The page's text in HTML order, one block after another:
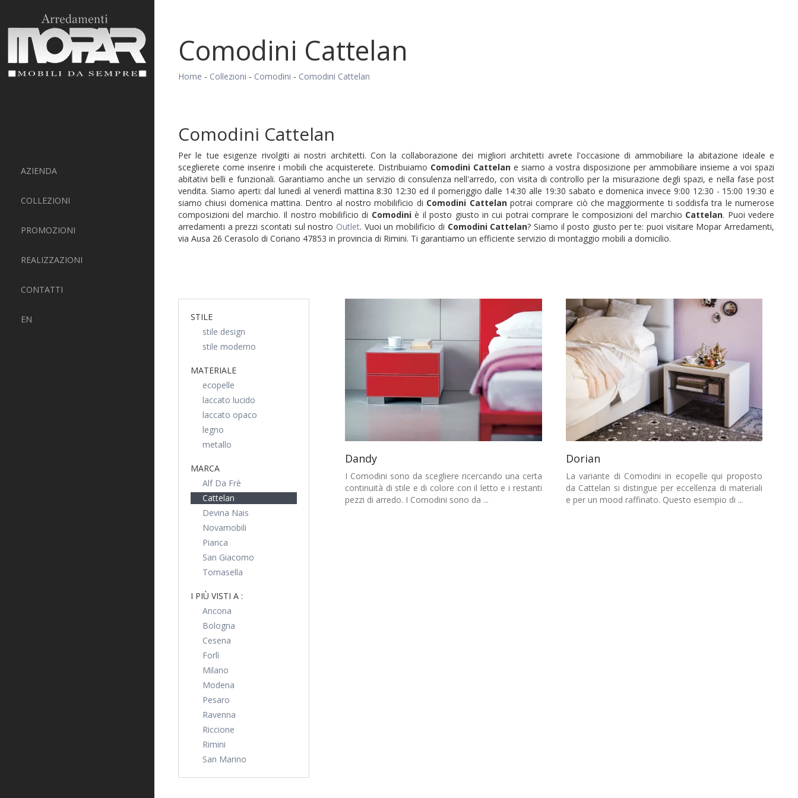
AZIENDA
COLLEZIONI
PROMOZIONI
REALIZZAZIONI
CONTATTI
EN
Comodini Cattelan
Home - Collezioni - Comodini - Comodini Cattelan
Comodini Cattelan
Per le tue esigenze rivolgiti ai nostri architetti. Con la collaborazione dei migliori architetti avrete l'occasione di ammobiliare la abitazione ideale e
sceglierete come inserire i mobili che acquisterete. Distribuiamo Comodini Cattelan e siamo a vostra disposizione per ammobiliare insieme a voi spazi
abitativi belli e funzionali. Garantiamo anche un servizio di consulenza nell'arredo, con visita di controllo per la misurazione degli spazi, e nella fase post
vendita. Siamo aperti: dal lunedì al venerdì mattina 8:30 12:30 ed il pomeriggio dalle 14:30 alle 19:30 sabato e domenica invece 9:00 12:30 - 15:00 19:30 e
siamo chiusi domenica mattina. Dentro al nostro mobilificio di Comodini Cattelanpotrai comprare ciò che maggiormente ti soddisfa tra le numerose
composizioni del marchio. Il nostro mobilificio di Comodiniè il posto giusto in cui potrai comprare le composizioni del marchio Cattelan. Puoi vedere
arredamenti a prezzi scontati sul nostro Outlet. Vuoi un mobilificio di Comodini Cattelan? Siamo il posto giusto per te: puoi visitare Mopar Arredamenti,
via Ausa 26 Cerasolo di Coriano 47853 in provincia di Rimini. Ti garantiamo un efficiente servizio di montaggio mobili a domicilio.
STILE
stile design
stile moderno
MATERIALE
ecopelle
laccato lucido
laccato opaco
legno
metallo
MARCA
Alf Da Frè
Cattelan
Devina Nais
Novamobili
Pianca
San Giacomo
Tomasella
I PIÙ VISTI A :
Ancona
Bologna
Cesena
Forlì
Milano
Modena
Pesaro
Ravenna
Riccione
Rimini
San Marino
Dandy
I Comodini sono da scegliere ricercando una certa
continuità di stile e di colore con il letto e i restanti
pezzi di arredo. I Comodini sono da ...
Dorian
La variante di Comodini in ecopelle qui proposto
da Cattelan si distingue per eccellenza di materiali
e per un mood raffinato. Questo esempio di ...